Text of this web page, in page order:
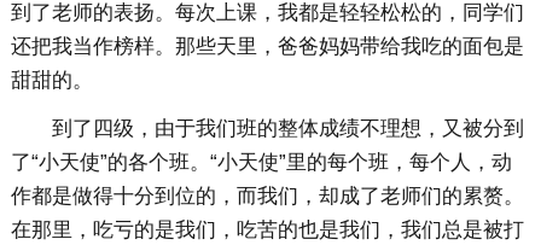
到了老师的表扬。每次上课，我都是轻轻松松的，同学们
还把我当作榜样。那些天里，爸爸妈妈带给我吃的面包是
甜甜的。
到了四级，由于我们班的整体成绩不理想，又被分到
了“小天使”的各个班。“小天使”里的每个班，每个人，动
作都是做得十分到位的，而我们，却成了老师们的累赘。
在那里，吃亏的是我们，吃苦的也是我们，我们总是被打